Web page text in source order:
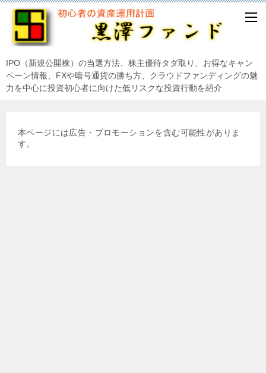
IPO（新規公開株）の当選方法、株主優待タダ取り、お得なキャン
ペーン情報、FXや暗号通貨の勝ち方、クラウドファンディングの魅
力を中心に投資初心者に向けた低リスクな投資行動を紹介
本ページには広告・プロモーションを含む可能性がありま
す。